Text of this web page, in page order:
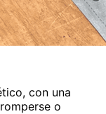
con una
o